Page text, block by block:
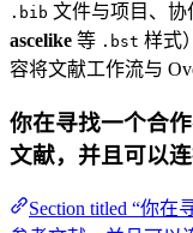
.bib 文件与项目、协
ascelike 等 .bst 样式
容将文献工作流与
你在寻找一个合
文献，并且可以
Section titled “你